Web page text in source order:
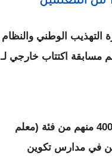
التهذيب الوطني والنظام
مسابقة اكتتاب خارجي لـ
ويتوزع عدد المكتتبين للتكوين بين 500 معلم 400 منهم من فئة (معلم
في مدارس تكوين